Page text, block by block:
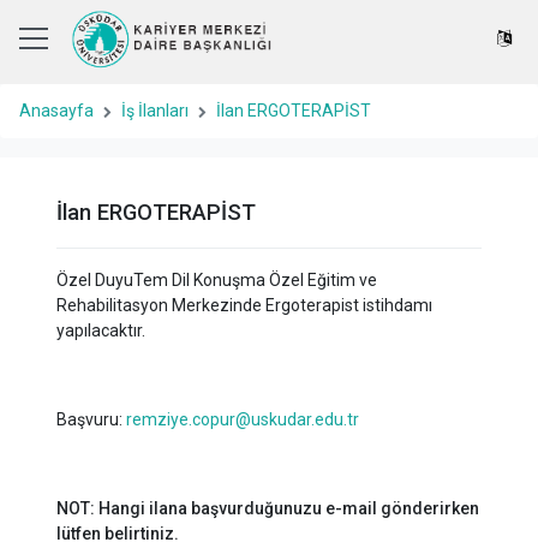
Anasayfa İş İlanları İlan ERGOTERAPİST
İlan ERGOTERAPİST
Özel DuyuTem Dil Konuşma Özel Eğitim ve
Rehabilitasyon Merkezinde Ergoterapist istihdamı
yapılacaktır.
Başvuru: remziye.copur@uskudar.edu.tr
NOT: Hangi ilana başvurduğunuzu e-mail gönderirken
lütfen belirtiniz.